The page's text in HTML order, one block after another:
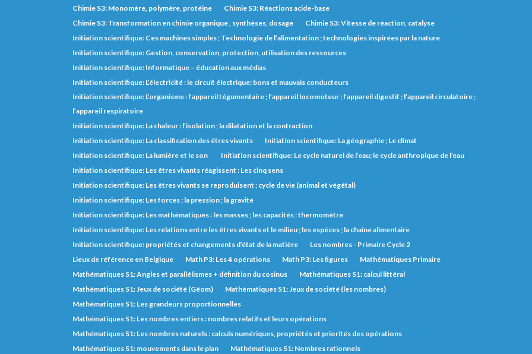
Chimie S3: Monomère, polymère, protéine
Chimie S3: Réactions acide-base
Chimie S3: Transformation en chimie organique , synthèses, dosage
Chimie S3: Vitesse de réaction, catalyse
Initiation scientifique: Ces machines simples ; Technologie de l’alimentation ; technologies inspirées par la nature
Initiation scientifique: Gestion, conservation, protection, utilisation des ressources
Initiation scientifique: Informatique – éducation aux médias
Initiation scientifique: L’électricité : le circuit électrique; bons et mauvais conducteurs
Initiation scientifique: L’organisme : l’appareil tégumentaire ; l’appareil locomoteur ; l’appareil digestif ; l’appareil circulatoire ;
l’appareil respiratoire
Initiation scientifique: La chaleur : l’isolation ; la dilatation et la contraction
Initiation scientifique: La classification des êtres vivants
Initiation scientifique: La géographie ; Le climat
Initiation scientifique: La lumière et le son
Initiation scientifique: Le cycle naturel de l’eau; le cycle anthropique de l’eau
Initiation scientifique: Les êtres vivants réagissent : Les cinq sens
Initiation scientifique: Les êtres vivants se reproduisent ; cycle de vie (animal et végétal)
Initiation scientifique: Les forces ; la pression ; la gravité
Initiation scientifique: Les mathématiques : les masses ; les capacités ; thermomètre
Initiation scientifique: Les relations entre les êtres vivants et le milieu ; les espèces ; la chaîne alimentaire
Initiation scientifique: propriétés et changements d’état de la matière
Les nombres - Primaire Cycle 2
Lieux de référence en Belgique
Math P3: Les 4 opérations Math P3: Les figures
Mathématiques Primaire
Mathématiques S1: Angles et parallélismes + définition du cosinus
Mathématiques S1: calcul littéral
Mathématiques S1: Jeux de société (Géom)
Mathématiques S1: Jeux de société (les nombres)
Mathématiques S1: Les grandeurs proportionnelles
Mathématiques S1: Les nombres entiers : nombres relatifs et leurs opérations
Mathématiques S1: Les nombres naturels : calculs numériques, propriétés et priorités des opérations
Mathématiques S1: mouvements dans le plan
Mathématiques S1: Nombres rationnels